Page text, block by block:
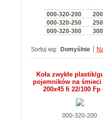
000-320-200
200
000-320-250
250
000-320-300
300
Sortuj wg: Domyślnie
Koła zwykłe plastik/
pojemników na
200x45 fi 22/100 Fp
000-320-200